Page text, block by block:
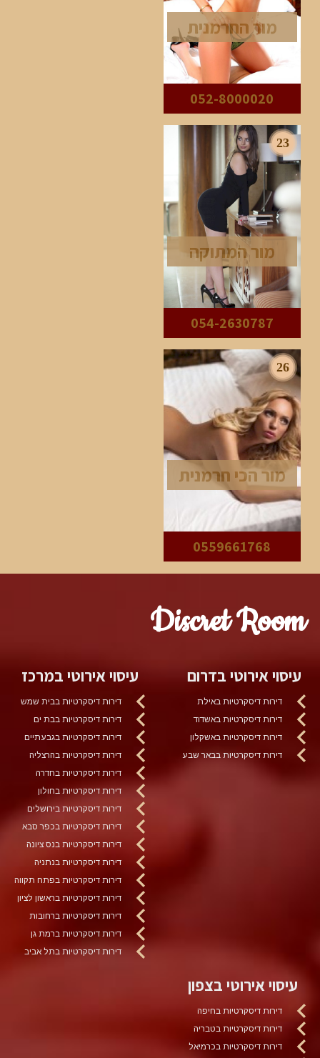
מור החרמנית
052-8000020
23
מור המתוקה
054-2630787
26
מור הכי חרמנית
0559661768
Discret Room
עיסוי אירוטי בדרום
דירות דיסקרטיות באילת
דירות דיסקרטיות באשדוד
דירות דיסקרטיות באשקלון
דירות דיסקרטיות בבאר שבע
עיסוי אירוטי במרכז
דירות דיסקרטיות בבית שמש
דירות דיסקרטיות בבת ים
דירות דיסקרטיות בגבעתיים
דירות דיסקרטיות בהרצליה
דירות דיסקרטיות בחדרה
דירות דיסקרטיות בחולון
דירות דיסקרטיות בירושלים
דירות דיסקרטיות בכפר סבא
דירות דיסקרטיות בנס ציונה
דירות דיסקרטיות בנתניה
דירות דיסקרטיות בפתח תקווה
דירות דיסקרטיות בראשון לציון
דירות דיסקרטיות ברחובות
דירות דיסקרטיות ברמת גן
דירות דיסקרטיות בתל אביב
עיסוי אירוטי בצפון
דירות דיסקרטיות בחיפה
דירות דיסקרטיות בטבריה
דירות דיסקרטיות בכרמיאל